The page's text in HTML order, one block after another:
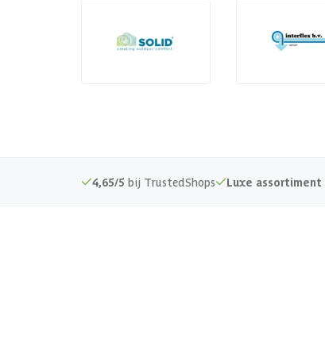
4,65/5 bij TrustedShops Luxe assortiment